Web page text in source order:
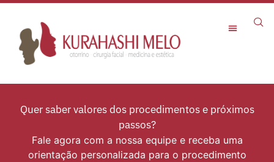
Quer saber valores dos procedimentos e próximos
passos?
Fale agora com a nossa equipe e receba uma
orientação personalizada para o procedimento